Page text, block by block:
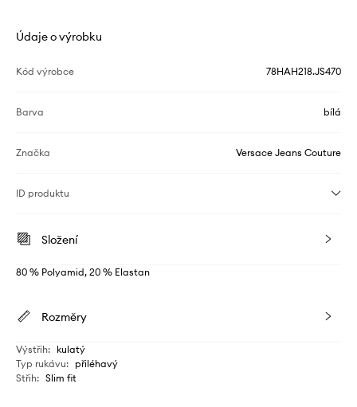
Údaje o výrobku
Kód výrobce 78HAH218.JS470
Barva bílá
Značka Versace Jeans Couture
ID produktu
Složení
80 % Polyamid, 20 % Elastan
Rozměry
Výstřih: kulatý
Typ rukávu: přiléhavý
Střih: Slim fit